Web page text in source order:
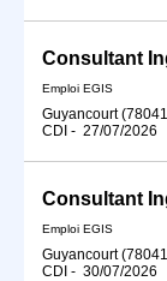
Consultant
Emploi EGIS
Guyancourt
CDI - 27/07/2026
Consultant
Emploi EGIS
Guyancourt
CDI - 30/07/2026